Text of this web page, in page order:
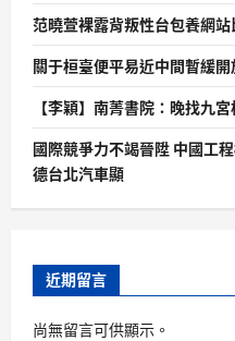
范曉萱裸露背叛性台包養網
關于桓臺便平易近中間暫緩
【李穎】南菁書院：晚找九
國際競爭力不竭晉陞 中國工
德台北汽車顯
近期留言
尚無留言可供顯示。